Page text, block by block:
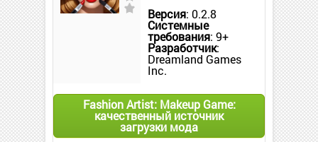
Версия: 0.2.8
Системные
требования: 9+
Разработчик:
Dreamland Games
Inc.
Fashion Artist: Makeup Game:
качественный источник
загрузки мода